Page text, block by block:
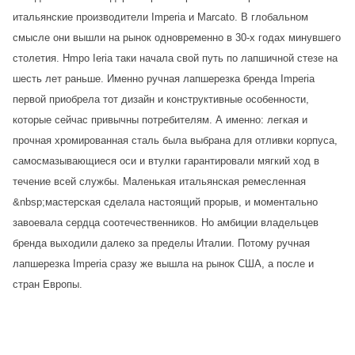
итальянские производители Imperia и Marcato. В глобальном
смысле они вышли на рынок одновременно в 30-х годах минувшего
столетия. Нmpо Ieria таки начала свой путь по лапшичной стезе на
шесть лет раньше. Именно ручная лапшерезка бренда Imperia
первой приобрела тот дизайн и конструктивные особенности,
которые сейчас привычны потребителям. А именно: легкая и
прочная хромированная сталь была выбрана для отливки корпуса,
самосмазывающиеся оси и втулки гарантировали мягкий ход в
течение всей службы. Маленькая итальянская ремесленная
&nbsp;мастерская сделала настоящий прорыв, и моментально
завоевала сердца соотечественников. Но амбиции владельцев
бренда выходили далеко за пределы Италии. Потому ручная
лапшерезка Imperia сразу же вышла на рынок США, а после и
стран Европы.